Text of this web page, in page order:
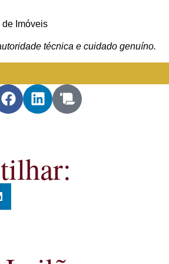
Imóveis
técnica e cuidado genuíno.